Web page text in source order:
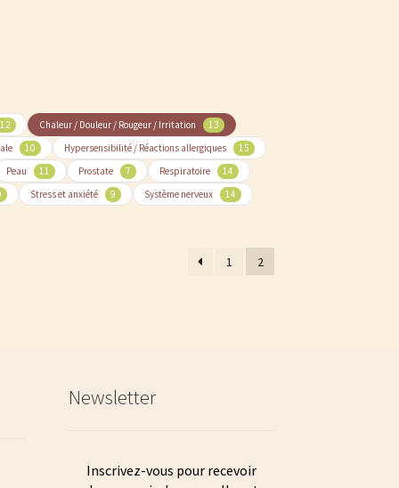
12 Chaleur / Douleur / Rougeur / Irritation
13
10 Hypersensibilité / Réactions allergiques
15
Peau
11 Prostate 7 Respiratoire
14
Stress et anxiété 9 Système nerveux 14
1 2
Newsletter
Inscrivez-vous pour recevoir